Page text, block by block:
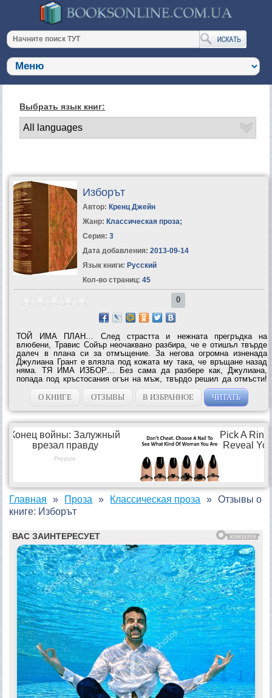
Выбрать язык книг:
Изборът
Автор: Кренц Джейн
Жанр: Классическая проза;
Серия: 3
Дата добавления: 2013-09-14
Язык книги: Русский
Кол-во страниц: 45
0
ТОЙ ИМА ПЛАН… След страстта и нежната прегръдка на
влюбени, Травис Сойър неочаквано разбира, че е отишъл твърде
далеч в плана си за отмъщение. За негова огромна изненада
Джулиана Грант е влязла под кожата му така, че връщане назад
няма. ТЯ ИМА ИЗБОР… Без сама да разбере как, Джулиана,
попада под кръстосания огън на мъж, твърдо решил да отмъсти!
Но ако Травис си въобразява, че тя не може да влезе в играта му,
много се лъже. Няма съмнение,...
О КНИГЕ ОТЗЫВЫ В ИЗБРАННОЕ ЧИТАТЬ
Главная Проза Классическая проза
Отзывы о
книге: Изборът